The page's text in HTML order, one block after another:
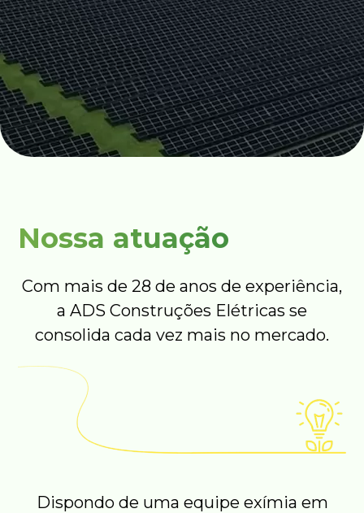
Nossa atuação
Com mais de 28 de anos de experiência,
a ADS Construções Elétricas se
consolida cada vez mais no mercado.
Dispondo de uma equipe exímia em